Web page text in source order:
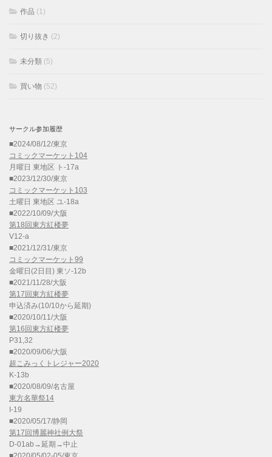
作品 (1)
切り抜き (2)
未分類 (5)
買い物 (52)
サークル参加履歴
■2024/08/12/東京
コミックマーケット104
月曜日 東地区 ト-17a
■2023/12/30/東京
コミックマーケット103
土曜日 東地区 ユ-18a
■2022/10/09/大阪
第18回東方紅楼夢
V12-a
■2021/12/31/東京
コミックマーケット99
金曜日(2日目) 東ソ-12b
■2021/11/28/大阪
第17回東方紅楼夢
申込済み(10/10から延期)
■2020/10/11/大阪
第16回東方紅楼夢
P31,32
■2020/09/06/大阪
超こみっくトレジャー2020
K-13b
■2020/08/09/名古屋
東方名華祭14
I-19
■2020/05/17/静岡
第17回博麗神社例大祭
D-01ab→延期→中止